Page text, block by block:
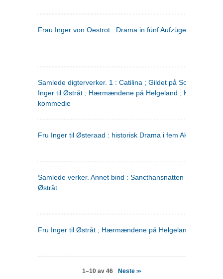
Frau Inger von Oestrot : Drama in fünf Aufzügen
Samlede digterverker. 1 : Catilina ; Gildet på Solhaug ; Fru
Inger til Østråt ; Hærmændene på Helgeland ;
kommedie
Fru Inger til Østeraad : historisk Drama i fem Akter
Samlede verker. Annet bind : Sancthansnatten ; Fru Inger
Østråt
Fru Inger til Østråt ; Hærmændene på Helgeland
1–10 av 46 Neste>>